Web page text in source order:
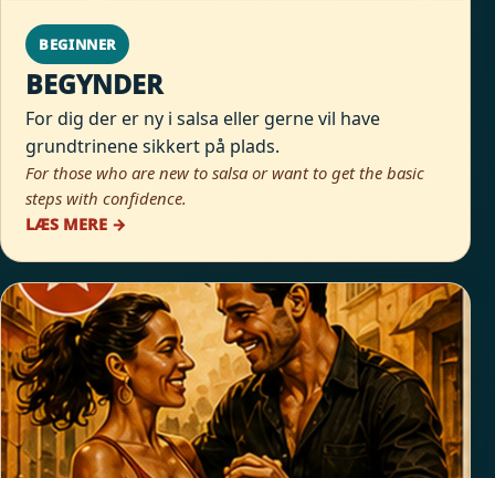
BEGINNER
BEGYNDER
For dig der er ny i salsa eller gerne vil have
grundtrinene sikkert på plads.
For those who are new to salsa or want to get the basic
steps with confidence.
LÆS MERE →